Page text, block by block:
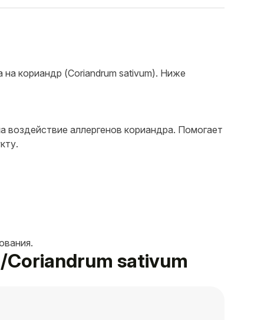
на кориандр (Coriandrum sativum). Ниже
воздействие аллергенов кориандра. Помогает
Coriandrum sativum